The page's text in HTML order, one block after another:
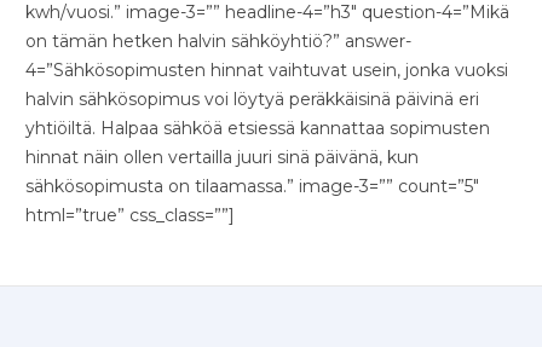
kwh/vuosi.” image-3=”” headline-4=”h3″ question-4=”Mikä
on tämän hetken halvin sähköyhtiö?” answer-
4=”Sähkösopimusten hinnat vaihtuvat usein, jonka vuoksi
halvin sähkösopimus voi löytyä peräkkäisinä päivinä eri
yhtiöiltä. Halpaa sähköä etsiessä kannattaa sopimusten
hinnat näin ollen vertailla juuri sinä päivänä, kun
sähkösopimusta on tilaamassa.” image-3=”” count=”5″
html=”true” css_class=””]